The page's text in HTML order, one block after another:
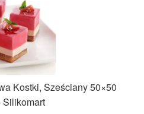
Kostki, Sześciany 50×50
Silikomart